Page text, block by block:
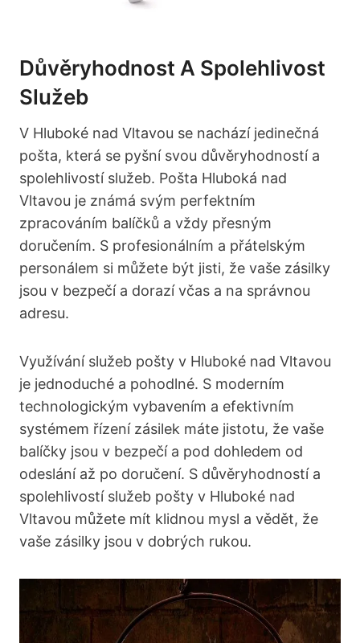
Důvěryhodnost A Spolehlivost
Služeb
V Hluboké nad Vltavou se nachází jedinečná
pošta, která se pyšní svou důvěryhodností a
spolehlivostí služeb. Pošta Hluboká nad
Vltavou je známá svým perfektním
zpracováním balíčků a vždy přesným
doručením. S profesionálním a přátelským
personálem si můžete být jisti, že vaše zásilky
jsou v bezpečí a dorazí včas a na správnou
adresu.
Využívání služeb pošty v Hluboké nad Vltavou
je jednoduché a pohodlné. S moderním
technologickým vybavením a efektivním
systémem řízení zásilek máte jistotu, že vaše
balíčky jsou v bezpečí a pod dohledem od
odeslání až po doručení. S důvěryhodností a
spolehlivostí služeb pošty v Hluboké nad
Vltavou můžete mít klidnou mysl a vědět, že
vaše zásilky jsou v dobrých rukou.